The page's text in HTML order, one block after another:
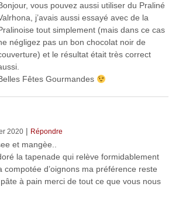
vous pouvez aussi utiliser du Praliné
j’avais aussi essayé avec de la
tout simplement (mais dans ce cas
négligez pas un bon chocolat noir de
et le résultat était très correct
Fêtes Gourmandes
2020| Répondre
et mangèe..
la tapenade qui relève formidablement
compotée d’oignons ma préférence reste
à pain merci de tout ce que vous nous